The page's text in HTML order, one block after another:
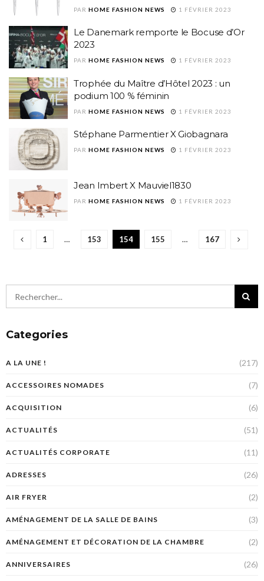
PAR HOME FASHION NEWS 1 FÉVRIER 2023
Le Danemark remporte le Bocuse d’Or
2023
PAR HOME FASHION NEWS 1 FÉVRIER 2023
Trophée du Maître d’Hôtel 2023 : un
podium 100 % féminin
PAR HOME FASHION NEWS 1 FÉVRIER 2023
Stéphane Parmentier X Giobagnara
PAR HOME FASHION NEWS 1 FÉVRIER 2023
Jean Imbert X Mauviel1830
PAR HOME FASHION NEWS 1 FÉVRIER 2023
1 … 153 154 155 … 167
Categories
A LA UNE ! (217)
ACCESSOIRES NOMADES (7)
ACQUISITION (6)
ACTUALITÉS (51)
ACTUALITÉS CORPORATE (11)
ADRESSES (26)
AIR FRYER (2)
AMÉNAGEMENT DE LA SALLE DE BAINS (3)
AMÉNAGEMENT ET DÉCORATION DE LA CHAMBRE (2)
ANNIVERSAIRES (26)